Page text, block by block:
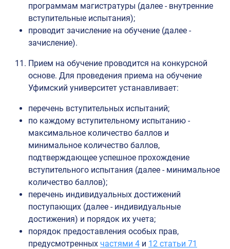
программам магистратуры (далее - внутренние
вступительные испытания);
проводит зачисление на обучение (далее -
зачисление).
Прием на обучение проводится на конкурсной
основе. Для проведения приема на обучение
Уфимский университет устанавливает:
перечень вступительных испытаний;
по каждому вступительному испытанию -
максимальное количество баллов и
минимальное количество баллов,
подтверждающее успешное прохождение
вступительного испытания (далее - минимальное
количество баллов);
перечень индивидуальных достижений
поступающих (далее - индивидуальные
достижения) и порядок их учета;
порядок предоставления особых прав,
предусмотренных частями 4 и 12 статьи 71